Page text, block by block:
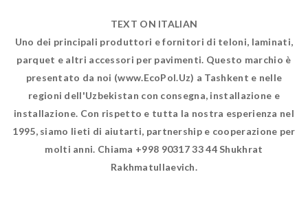
TEXT ON ITALIAN
Uno dei principali produttori e fornitori di teloni, laminati,
parquet e altri accessori per pavimenti. Questo marchio è
presentato da noi (www.EcoPol.Uz) a Tashkent e nelle
regioni dell'Uzbekistan con consegna, installazione e
installazione. Con rispetto e tutta la nostra esperienza nel
1995, siamo lieti di aiutarti, partnership e cooperazione per
molti anni. Chiama +998 90317 33 44 Shukhrat
Rakhmatullaevich.